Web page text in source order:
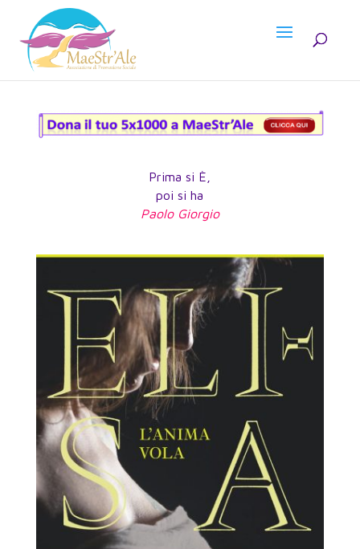
Prima si È,
poi si ha
Paolo Giorgio